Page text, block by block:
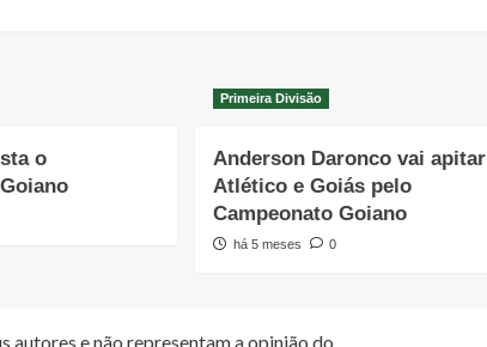
o
Primeira Divisão
Anderson Daronco vai apitar
Atlético e Goiás pelo
Campeonato Goiano
há 5 meses 0
autores e não representam a opinião do